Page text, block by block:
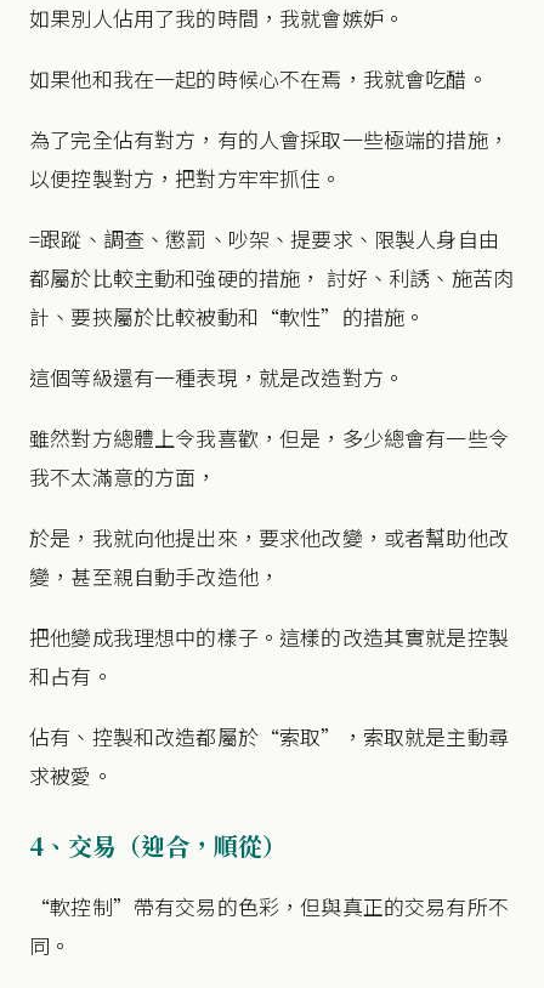
如果別人佔用了我的時間，我就會嫉妒。
如果他和我在一起的時候心不在焉，我就會吃醋。
為了完全佔有對方，有的人會採取一些極端的措施，
以便控製對方，把對方牢牢抓住。
=跟蹤、調查、懲罰、吵架、提要求、限製人身自由
都屬於比較主動和強硬的措施， 討好、利誘、施苦肉
計、要挾屬於比較被動和“軟性”的措施。
這個等級還有一種表現，就是改造對方。
雖然對方總體上令我喜歡，但是，多少總會有一些令
我不太滿意的方面，
於是，我就向他提出來，要求他改變，或者幫助他改
變，甚至親自動手改造他，
把他變成我理想中的樣子。這樣的改造其實就是控製
和占有。
佔有、控製和改造都屬於“索取”，索取就是主動尋
求被愛。
4、交易（迎合，順從）
“軟控制”帶有交易的色彩，但與真正的交易有所不
同。